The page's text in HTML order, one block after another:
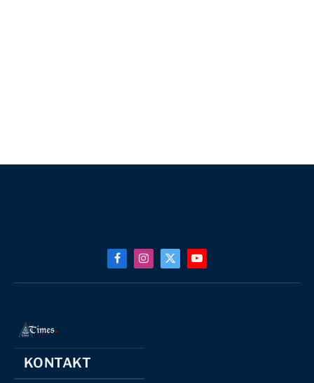
FacebookInstagram
X
(Twitter)
YouTube
KONTAKT